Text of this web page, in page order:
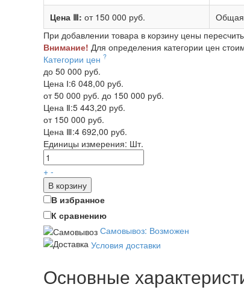
Цена Ⅲ: от 150 000 руб. Общая
При добавлении товара в корзину цены
Внимание! Для определения категории цен
Категории цен ?
до 50 000 руб.
Цена Ⅰ:6 048,00 руб.
от 50 000 руб. до 150 000 руб.
Цена Ⅱ:5 443,20 руб.
от 150 000 руб.
Цена Ⅲ:4 692,00 руб.
Единицы измерения: Шт.
+ -
В корзину
В избранное
К сравнению
Самовывоз: Возможен
Условия доставки
Основные